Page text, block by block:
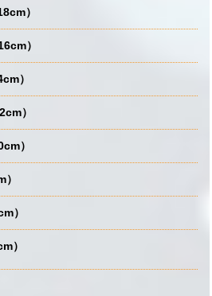
）
）
）
）
）
）
）